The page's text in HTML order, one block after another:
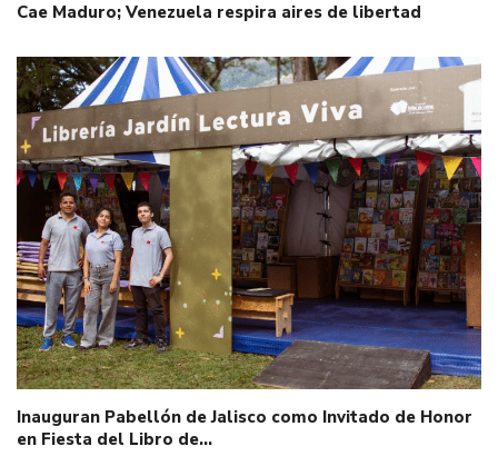
Cae Maduro; Venezuela respira aires de libertad
Inauguran Pabellón de Jalisco como Invitado de Honor
en Fiesta del Libro de…